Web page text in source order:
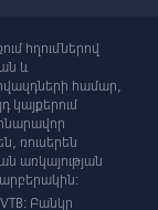
հղումներով
և
համար,
կայքերում
ռուսերեն
առկայության
Բանկը